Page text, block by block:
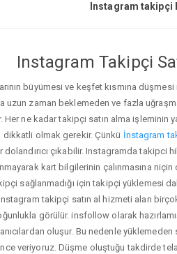
Instagram takipçi
Instagram Takipçi
büyümesi ve keşfet kısmına
uzun zaman beklemeden ve fazla
Her ne kadar takipçi satın alma işleminin
olmak gerekir. Çünkü İnstagram
dolandırıcı çıkabilir. Instagramda takipci
kart bilgilerinin çalınmasına niçin
sağlanmadığı için takipçi yüklemesi
takipçi satın al hizmeti alan birçok
görülür. insfollow olarak
oluşur. Bu nedenle
veriyoruz. Düşme oluştuğu takdirde